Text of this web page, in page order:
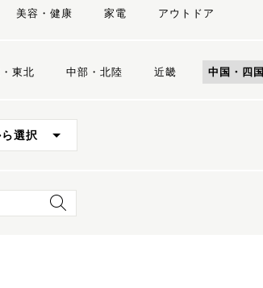
美容・健康 家電 アウトドア
東北 中部・北陸 近畿 中国・四国
選択